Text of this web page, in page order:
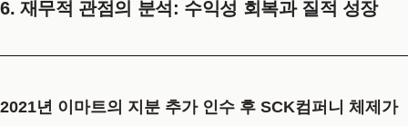
6. 재무적 관점의 분석: 수익성 회복과 질적 성장
2021년 이마트의 지분 추가 인수 후 SCK컴퍼니 체제가